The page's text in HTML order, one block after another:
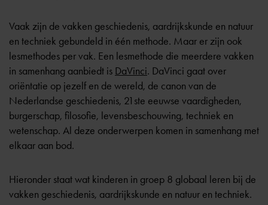
Vaak zijn de vakken geschiedenis, aardrijkskunde en natuur
en techniek gebundeld in één methode. Maar er zijn ook
lesmethodes per vak. Een lesmethode die meerdere vakken
in samenhang aanbiedt is DaVinci. DaVinci gaat over
oriëntatie op jezelf en de wereld, de canon van de
Nederlandse geschiedenis, 21ste eeuwse vaardigheden,
burgerschap, filosofie, levensbeschouwing, techniek en
wetenschap. Al deze onderwerpen komen in samenhang met
elkaar aan bod.
Hieronder staat wat kinderen in groep 8 globaal leren bij de
vakken geschiedenis, aardrijkskunde en natuur en techniek.